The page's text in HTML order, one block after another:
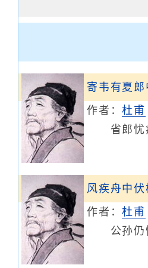
寄韦有夏郎
作者：杜甫
省郎忧
风疾舟中
作者：杜甫
公孙仍恃